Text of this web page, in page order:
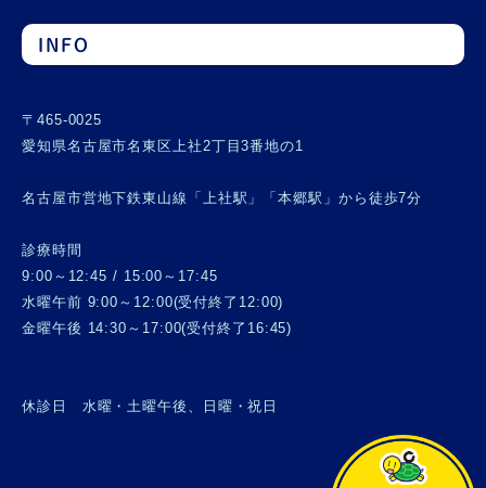
INFO
〒465-0025
愛知県名古屋市名東区上社2丁目3番地の1
名古屋市営地下鉄東山線「上社駅」「本郷駅」から徒歩7分
診療時間
9:00～12:45 / 15:00～17:45
水曜午前 9:00～12:00(受付終了12:00)
金曜午後 14:30～17:00(受付終了16:45)
休診日 水曜・土曜午後、日曜・祝日